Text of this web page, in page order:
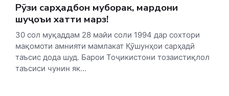
Рӯзи сарҳадбон муборак, мардони
шуҷоъи хатти марз!
30 сол муқаддам 28 майи соли 1994 дар сохтори
мақомоти амнияти мамлакат Қӯшунҳои сарҳадӣ
таъсис дода шуд. Барои Тоҷикистони тозаистиқлол
таъсиси чунин як...